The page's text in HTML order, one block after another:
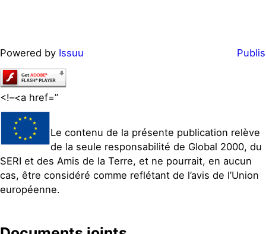
Powered by Issuu
<!–<a href=”
Le contenu de la présente publication relève
de la seule responsabilité de Global 2000, du
SERI et des Amis de la Terre, et ne pourrait, en aucun
cas, être considéré comme reflétant de l’avis de l’Union
européenne.